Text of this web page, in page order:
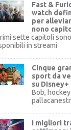
Fast &
watch
per
nono
sette capitoli sono
in streami
Cinque
sport da
su DIsney+
Bob,
I migliori